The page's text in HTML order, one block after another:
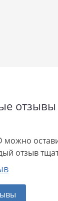
отзывы
можно
отзыв